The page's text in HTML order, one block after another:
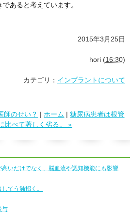
あると考えています。
2015年3月25日
hori(16:30)
カテゴリ： インプラントについて
師のせい？ | ホーム |糖尿病患者は根管
比べて著しく劣る。 »
いだけでなく、脳血流や認知機能にも影響
てう蝕招く。
与